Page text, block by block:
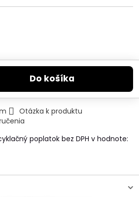
Do košíka
Otázka k produktu
poplatok bez DPH v hodnote: